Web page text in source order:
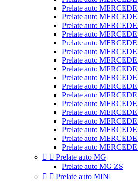
Prelate auto
Prelate auto
Prelate auto
Prelate auto
Prelate auto
Prelate auto
Prelate auto
Prelate auto
Prelate auto
Prelate auto
Prelate auto
Prelate auto
Prelate auto
Prelate auto
Prelate auto
Prelate auto
Prelate auto
  Prelate auto MG
Prelate auto MG ZS
  Prelate auto MINI